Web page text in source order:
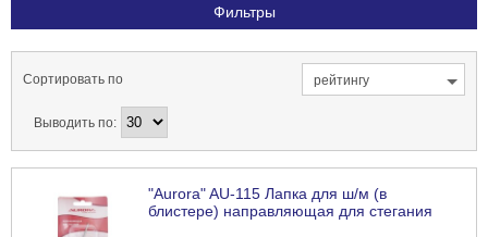
Фильтры
Сортировать по рейтингу
Выводить по:
"Aurora" AU-115 Лапка для ш/м (в
блистере) направляющая для стегания